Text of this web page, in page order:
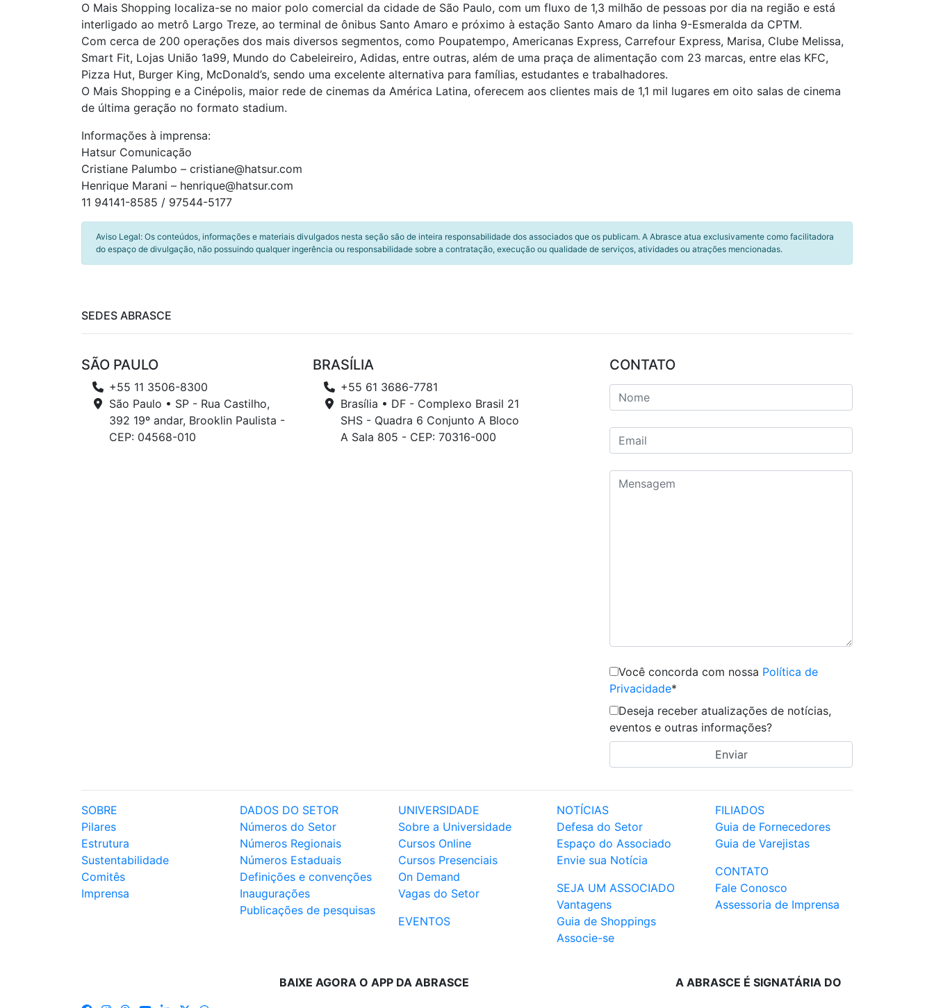
O Mais Shopping localiza-se no maior polo comercial da cidade de São Paulo, com um fluxo de 1,3 milhão de pessoas por dia na região e está
interligado ao metrô Largo Treze, ao terminal de ônibus Santo Amaro e próximo à estação Santo Amaro da linha 9-Esmeralda da CPTM.
Com cerca de 200 operações dos mais diversos segmentos, como Poupatempo, Americanas Express, Carrefour Express, Marisa, Clube Melissa,
Smart Fit, Lojas União 1a99, Mundo do Cabeleireiro, Adidas, entre outras, além de uma praça de alimentação com 23 marcas, entre elas KFC,
Pizza Hut, Burger King, McDonald’s, sendo uma excelente alternativa para famílias, estudantes e trabalhadores.
O Mais Shopping e a Cinépolis, maior rede de cinemas da América Latina, oferecem aos clientes mais de 1,1 mil lugares em oito salas de cinema
de última geração no formato stadium.
Informações à imprensa:
Hatsur Comunicação
Cristiane Palumbo – cristiane@hatsur.com
Henrique Marani – henrique@hatsur.com
11 94141-8585 / 97544-5177
Aviso Legal: Os conteúdos, informações e materiais divulgados nesta seção são de inteira responsabilidade dos associados que os publicam. A Abrasce atua exclusivamente como facilitadora
do espaço de divulgação, não possuindo qualquer ingerência ou responsabilidade sobre a contratação, execução ou qualidade de serviços, atividades ou atrações mencionadas.
SEDES ABRASCE
SÃO PAULO
+55 11 3506-8300
São Paulo • SP - Rua Castilho,
392 19º andar, Brooklin Paulista -
CEP: 04568-010
BRASÍLIA
+55 61 3686-7781
Brasília • DF - Complexo Brasil 21
SHS - Quadra 6 Conjunto A Bloco
A Sala 805 - CEP: 70316-000
CONTATO
Você concorda com nossa Política de
Privacidade*
Deseja receber atualizações de notícias,
eventos e outras informações?
SOBRE
Pilares
Estrutura
Sustentabilidade
Comitês
Imprensa
DADOS DO SETOR
Números do Setor
Números Regionais
Números Estaduais
Definições e convenções
Inaugurações
Publicações de pesquisas
UNIVERSIDADE
Sobre a Universidade
Cursos Online
Cursos Presenciais
On Demand
Vagas do Setor
EVENTOS
NOTÍCIAS
Defesa do Setor
Espaço do Associado
Envie sua Notícia
SEJA UM ASSOCIADO
Vantagens
Guia de Shoppings
Associe-se
FILIADOS
Guia de Fornecedores
Guia de Varejistas
CONTATO
Fale Conosco
Assessoria de Imprensa
BAIXE AGORA O APP DA ABRASCE A ABRASCE É SIGNATÁRIA DO